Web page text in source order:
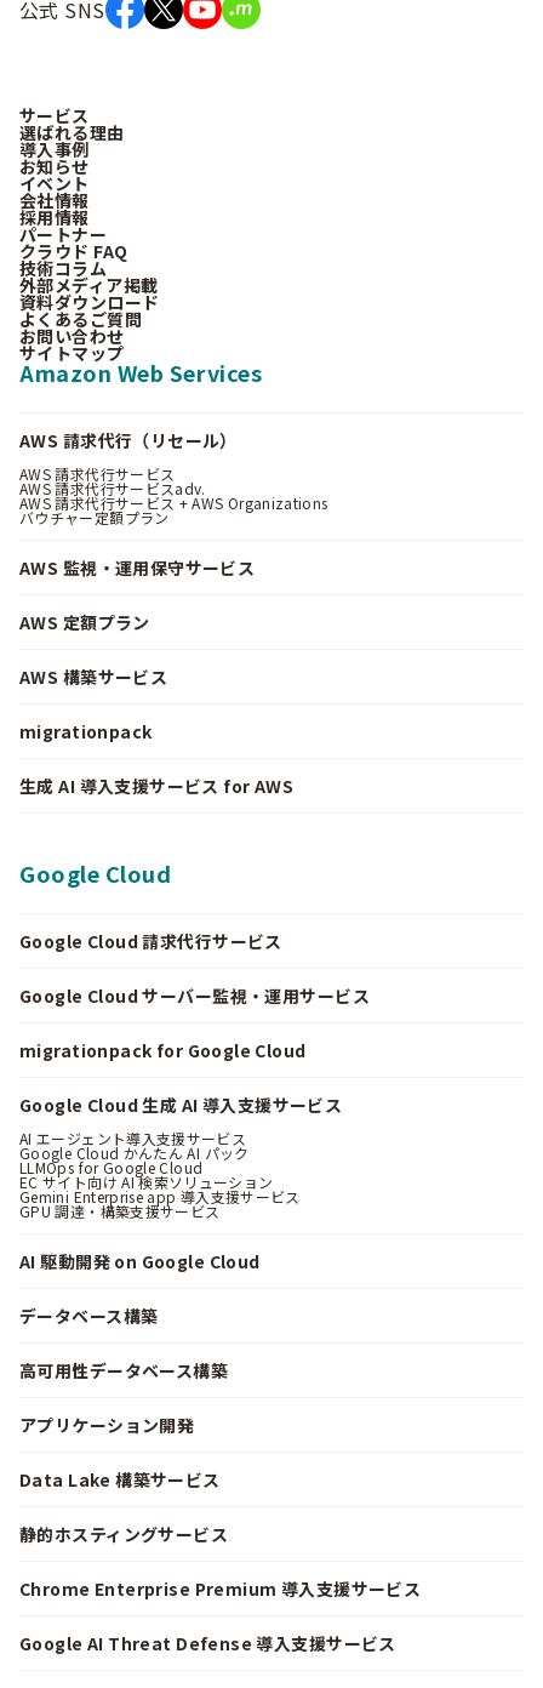
公式 SNS
サービス
選ばれる理由
導入事例
お知らせ
イベント
会社情報
採用情報
パートナー
クラウド FAQ
技術コラム
外部メディア掲載
資料ダウンロード
よくあるご質問
お問い合わせ
サイトマップ
Amazon Web Services
AWS 請求代行（リセール）
AWS 請求代行サービス
AWS 請求代行サービスadv.
AWS 請求代行サービス + AWS Organizations
バウチャー定額プラン
AWS 監視・運用保守サービス
AWS 定額プラン
AWS 構築サービス
migrationpack
生成 AI 導入支援サービス for AWS
Google Cloud
Google Cloud 請求代行サービス
Google Cloud サーバー監視・運用サービス
migrationpack for Google Cloud
Google Cloud 生成 AI 導入支援サービス
AI エージェント導入支援サービス
Google Cloud かんたん AI パック
LLMOps for Google Cloud
EC サイト向け AI 検索ソリューション
Gemini Enterprise app 導入支援サービス
GPU 調達・構築支援サービス
AI 駆動開発 on Google Cloud
データベース構築
高可用性データベース構築
アプリケーション開発
Data Lake 構築サービス
静的ホスティングサービス
Chrome Enterprise Premium 導入支援サービス
Google AI Threat Defense 導入支援サービス